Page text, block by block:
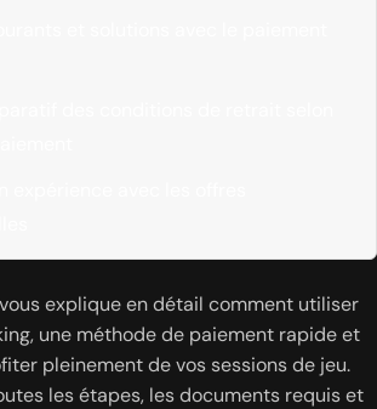
explique en détail comment utiliser
une méthode de paiement rapide et
pleinement de vos sessions de jeu.
les étapes, les documents requis et